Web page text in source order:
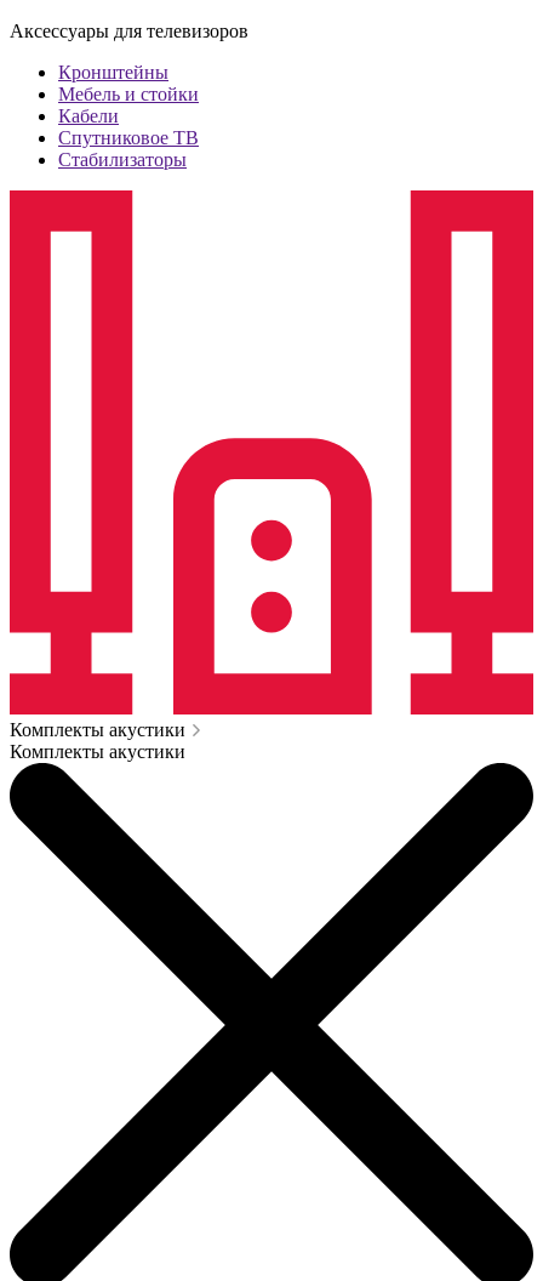
Аксессуары для телевизоров
Кронштейны
Мебель и стойки
Кабели
Спутниковое ТВ
Стабилизаторы
Комплекты акустики
Комплекты акустики